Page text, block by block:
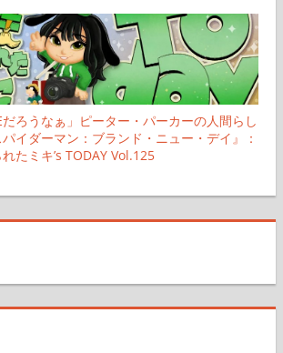
だろうなぁ」ピーター・パーカーの人間らし
イダーマン：ブランド・ニュー・デイ』：
たミキ’s TODAY Vol.125